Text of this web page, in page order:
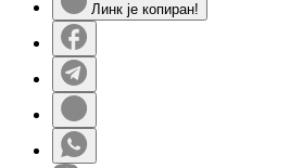
Линк је копиран!